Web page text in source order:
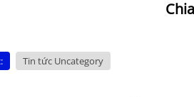
Tin tức Uncategory